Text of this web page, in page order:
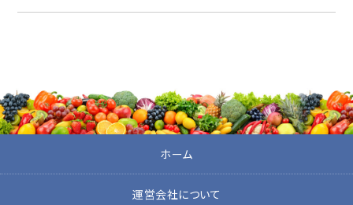
ホーム
運営会社について